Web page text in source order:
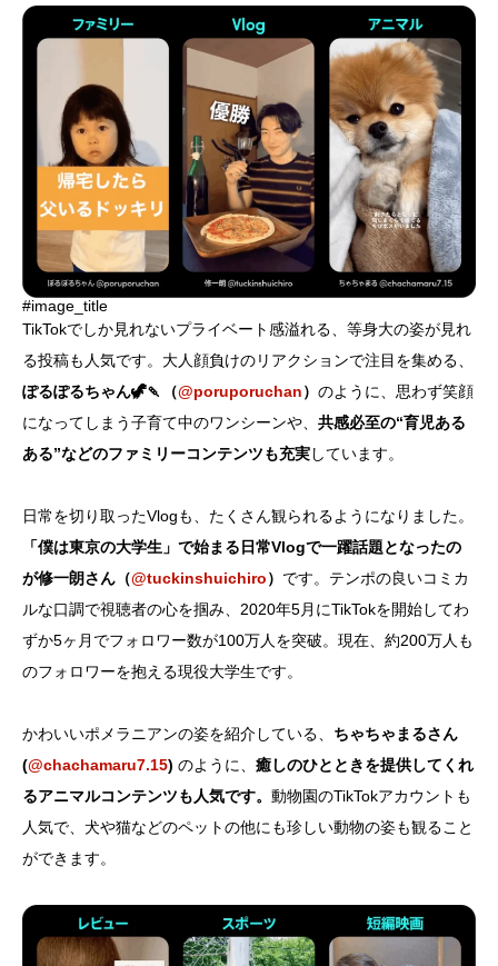
#image_title
TikTokでしか見れないプライベート感溢れる、等身大の姿が見れ
る投稿も人気です。大人顔負けのリアクションで注目を集める、
ぽるぽるちゃん🦖🍡（@poruporuchan） のように、思わず笑顔
になってしまう子育て中のワンシーンや、 共感必至の“育児ある
ある”などのファミリーコンテンツも充実しています。
日常を切り取ったVlogも、たくさん観られるようになりました。
「僕は東京の大学生」で始まる日常Vlogで一躍話題となったの
が修一朗さん（@tuckinshuichiro） です。テンポの良いコミカ
ルな口調で視聴者の心を掴み、2020年5月にTikTokを開始してわ
ずか5ヶ月でフォロワー数が100万人を突破。現在、約200万人も
のフォロワーを抱える現役大学生です。
かわいいポメラニアンの姿を紹介している、 ちゃちゃまるさん
(@chachamaru7.15) のように、 癒しのひとときを提供してくれ
るアニマルコンテンツも人気です。 動物園のTikTokアカウントも
人気で、犬や猫などのペットの他にも珍しい動物の姿も観ること
ができます。